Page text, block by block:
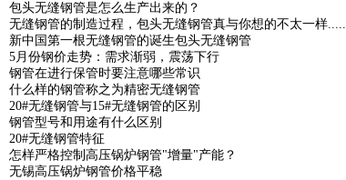
包头无缝钢管是怎么生产出来的？
无缝钢管的制造过程，包头无缝钢管真与你想的不太一样.....
新中国第一根无缝钢管的诞生包头无缝钢管
5月份钢价走势：需求渐弱，震荡下行
钢管在进行保管时要注意哪些常识
什么样的钢管称之为精密无缝钢管
20#无缝钢管与15#无缝钢管的区别
钢管型号和用途有什么区别
20#无缝钢管特征
怎样严格控制高压锅炉钢管"增量"产能？
无锡高压锅炉钢管价格平稳